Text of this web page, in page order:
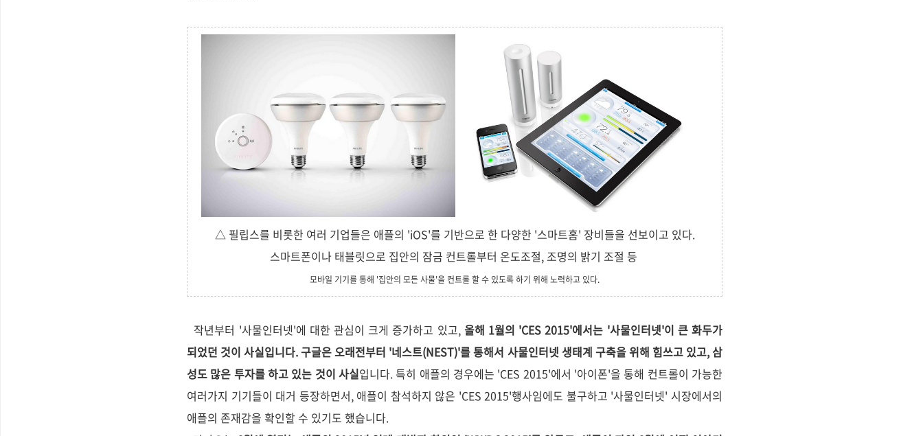
△ 필립스를 비롯한 여러 기업들은 애플의 'iOS'를 기반으로 한 다양한 '스마트홈' 장비들을 선보이고 있다.
스마트폰이나 태블릿으로 집안의 잠금 컨트롤부터 온도조절, 조명의 밝기 조절 등
모바일 기기를 통해 '집안의 모든 사물'을 컨트롤 할 수 있도록 하기 위해 노력하고 있다.
작년부터 '사물인터넷'에 대한 관심이 크게 증가하고 있고, 올해 1월의 'CES 2015'에서는 '사물인터넷'이 큰 화두가
되었던 것이 사실입니다. 구글은 오래전부터 '네스트(NEST)'를 통해서 사물인터넷 생태계 구축을 위해 힘쓰고 있고, 삼
성도 많은 투자를 하고 있는 것이 사실입니다. 특히 애플의 경우에는 'CES 2015'에서 '아이폰'을 통해 컨트롤이 가능한
여러가지 기기들이 대거 등장하면서, 애플이 참석하지 않은 'CES 2015'행사임에도 불구하고 '사물인터넷' 시장에서의
애플의 존재감을 확인할 수 있기도 했습니다.